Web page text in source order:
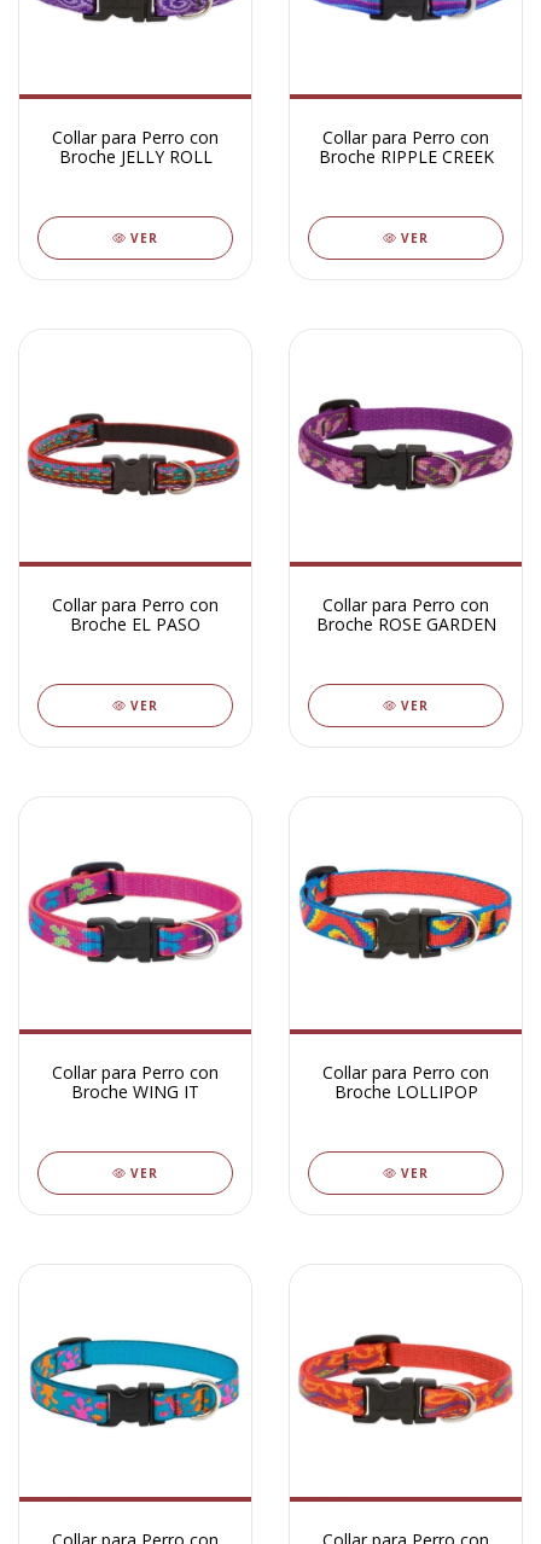
Collar para Perro con
Broche JELLY ROLL
VER
Collar para Perro con
Broche RIPPLE CREEK
VER
Collar para Perro con
Broche EL PASO
VER
Collar para Perro con
Broche ROSE GARDEN
VER
Collar para Perro con
Broche WING IT
VER
Collar para Perro con
Broche LOLLIPOP
VER